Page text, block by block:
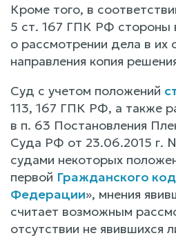
Кроме того, в
5 ст. 167 ГПК РФ стороны
о рассмотрении дела в их
направления копия
Суд с учетом положений
113, 167 ГПК РФ, а также
в п. 63 Постановления
Суда РФ от 23.06.2015 г.
судами некоторых
первой Гражданского
Федерации», мнения
считает возможным
отсутствии не явившихся